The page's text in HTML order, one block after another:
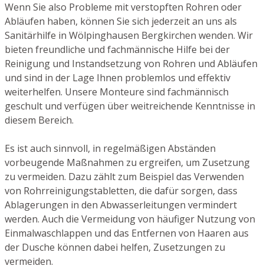
Wenn Sie also Probleme mit verstopften Rohren oder
Abläufen haben, können Sie sich jederzeit an uns als
Sanitärhilfe in Wölpinghausen Bergkirchen wenden. Wir
bieten freundliche und fachmännische Hilfe bei der
Reinigung und Instandsetzung von Rohren und Abläufen
und sind in der Lage Ihnen problemlos und effektiv
weiterhelfen. Unsere Monteure sind fachmännisch
geschult und verfügen über weitreichende Kenntnisse in
diesem Bereich.
Es ist auch sinnvoll, in regelmäßigen Abständen
vorbeugende Maßnahmen zu ergreifen, um Zusetzung
zu vermeiden. Dazu zählt zum Beispiel das Verwenden
von Rohrreinigungstabletten, die dafür sorgen, dass
Ablagerungen in den Abwasserleitungen vermindert
werden. Auch die Vermeidung von häufiger Nutzung von
Einmalwaschlappen und das Entfernen von Haaren aus
der Dusche können dabei helfen, Zusetzungen zu
vermeiden.